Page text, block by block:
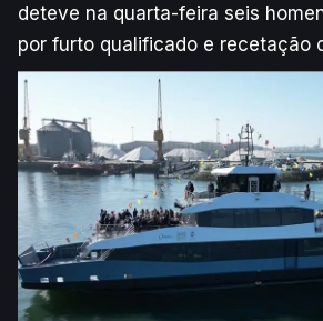
deteve na quarta-feira seis
por furto qualificado e recetação
concelhos de Gouveia,
atividade que terá gerado um
superior a 80 mil euros.